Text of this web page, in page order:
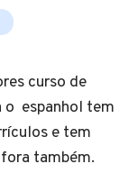
curso de
o espanhol tem
e tem
também.